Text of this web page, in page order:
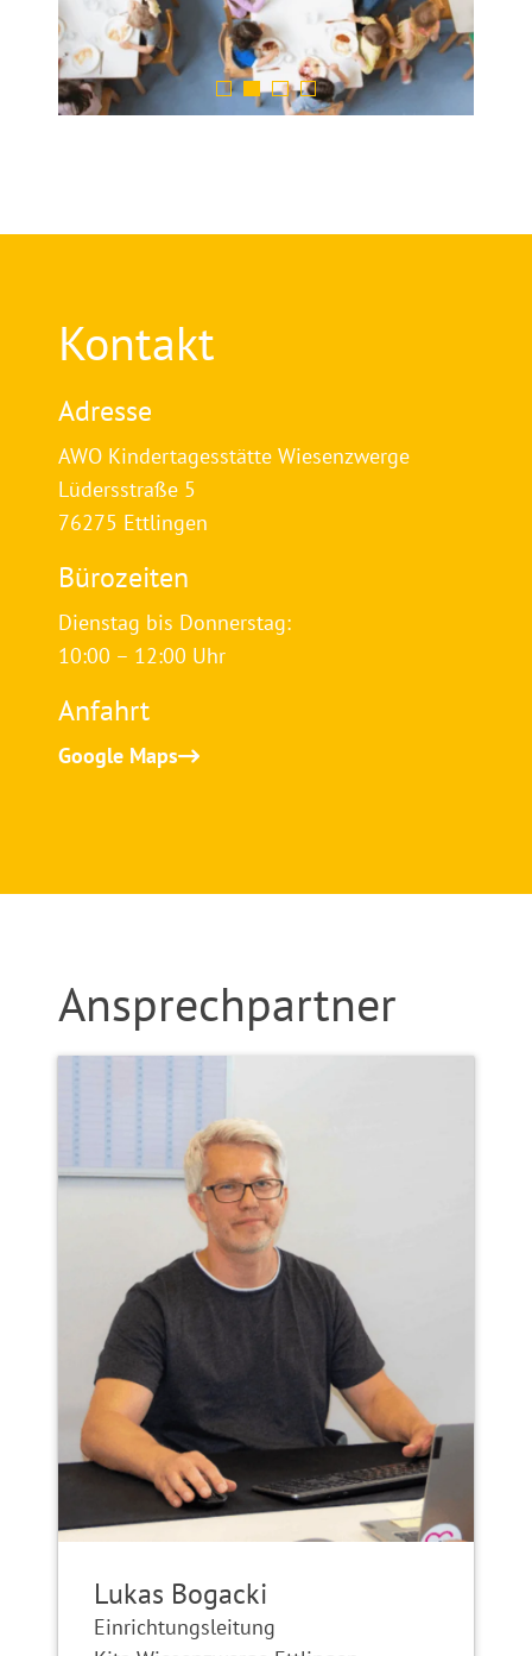
Kontakt
Adresse
AWO Kindertagesstätte Wiesenzwerge
Lüdersstraße 5
76275 Ettlingen
Bürozeiten
Dienstag bis Donnerstag:
10:00 – 12:00 Uhr
Anfahrt
Google Maps
Ansprechpartner
Lukas Bogacki
Einrichtungsleitung